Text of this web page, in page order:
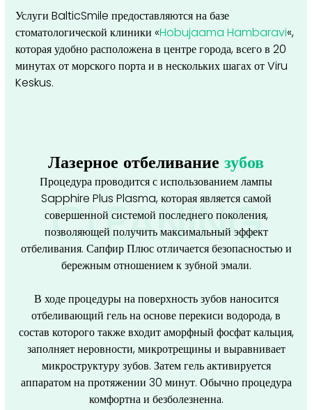
Услуги BalticSmile предоставляются на базе
стоматологической клиники «Hobujaama Hambaravi«,
которая удобно расположена в центре города, всего в 20
минутах от морского порта и в нескольких шагах от Viru
Keskus.
CLEANING
Лазерное отбеливание зубов
Процедура проводится с использованием лампы
Sapphire Plus Plasma, которая является самой
совершенной системой последнего поколения,
позволяющей получить максимальный эффект
отбеливания. Сапфир Плюс отличается безопасностью и
бережным отношением к зубной эмали.
В ходе процедуры на поверхность зубов наносится
отбеливающий гель на основе перекиси водорода, в
состав которого также входит аморфный фосфат кальция,
заполняет неровности, микротрещины и выравнивает
микроструктуру зубов. Затем гель активируется
аппаратом на протяжении 30 минут. Обычно процедура
комфортна и безболезненна.